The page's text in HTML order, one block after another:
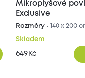
Mikroplyšové
Exclusive
Rozměry • 140 x 200
Skladem
649 Kč